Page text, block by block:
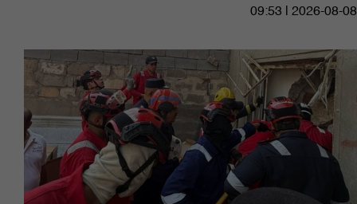
09:53 | 2026-08-08